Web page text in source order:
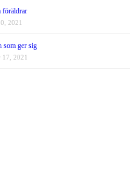
föräldrar
2021
som ger sig
17, 2021